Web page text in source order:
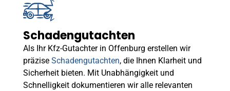
Schadengutachten
Als Ihr Kfz-Gutachter in Offenburg erstellen wir
präzise Schadengutachten, die Ihnen Klarheit und
Sicherheit bieten. Mit Unabhängigkeit und
Schnelligkeit dokumentieren wir alle relevanten